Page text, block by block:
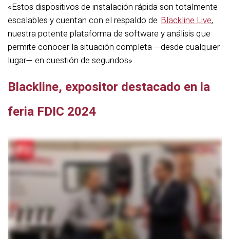
«Estos dispositivos de instalación rápida son totalmente
escalables y cuentan con el respaldo de Blackline Live,
nuestra potente plataforma de software y análisis que
permite conocer la situación completa —desde cualquier
lugar— en cuestión de segundos».
Blackline, expositor destacado en la
feria FDIC 2024